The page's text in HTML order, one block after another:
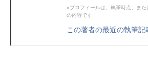
※プロフィールは、執筆時点、ま
の内容です
この著者の最近の執筆記